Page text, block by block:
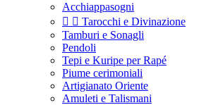
Acchiappasogni
  Tarocchi e Divinazione
Tamburi e Sonagli
Pendoli
Tepi e Kuripe per Rapé
Piume cerimoniali
Artigianato Oriente
Amuleti e Talismani